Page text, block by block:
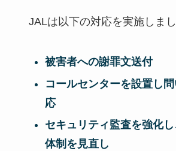
JALは以下の対応を実施しまし
被害者への謝罪文送付
コールセンターを設置し
応
セキュリティ監査を強化
体制を見直し